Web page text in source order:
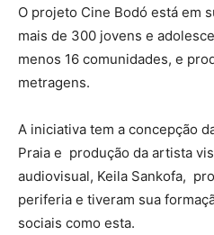
O projeto Cine Bodó está em
mais de 300 jovens e
menos 16 comunidades, e
metragens.
A iniciativa tem a concepção
Praia e produção da artista
audiovisual, Keila Sankofa,
periferia e tiveram sua
sociais como esta.